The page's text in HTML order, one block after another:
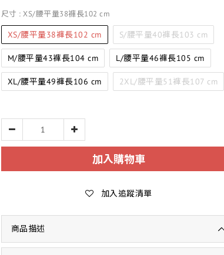
尺寸 : XS/腰平量38褲長102 cm
XS/腰平量38褲長102 cm S/腰平量40褲長103 cm
M/腰平量43褲長104 cm L/腰平量46褲長105 cm
XL/腰平量49褲長106 cm 2XL/腰平量51褲長107 cm
加入購物車
加入追蹤清單
商品描述